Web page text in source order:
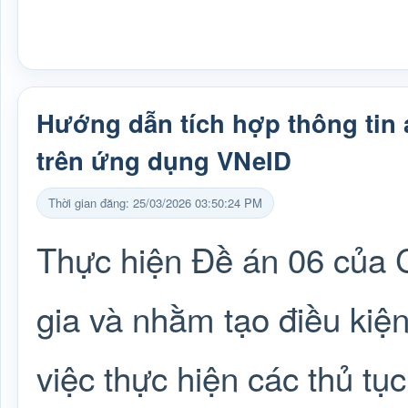
Hướng dẫn tích hợp thông tin
trên ứng dụng VNeID
Thời gian đăng: 25/03/2026 03:50:24 PM
Thực hiện Đề án 06 của
gia và nhằm tạo điều
việc thực hiện các thủ